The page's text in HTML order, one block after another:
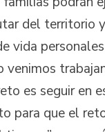
del territorio
vida
venimos
es seguir en
para que el